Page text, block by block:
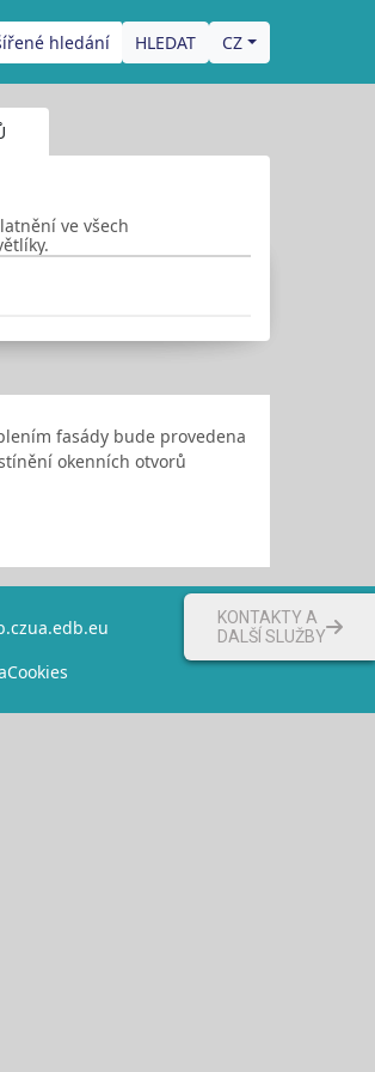
hledání CZ
ve všech
fasády bude provedena
okenních otvorů
ua.edb.eu
Cookies
KONTAKTY A
DALŠÍ SLUŽBY